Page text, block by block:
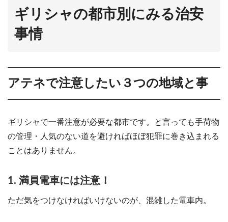
ギリシャの都市別にみる治安
事情
アテネで注意したい３つの地域と事
ギリシャで一番注意が必要な都市です。と言っても手荷物
の管理・人気のない道を避ければほぼ犯罪に巻き込まれる
ことはありません。
1. 満員電車には注意！
ただ気をつけなければいけないのが、混雑した電車内。